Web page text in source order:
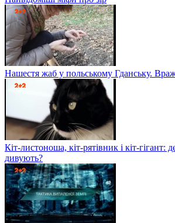
Нашестя жаб у польському Гданську.
Кіт-листоноша, кіт-рятівник і кіт-
дивують?